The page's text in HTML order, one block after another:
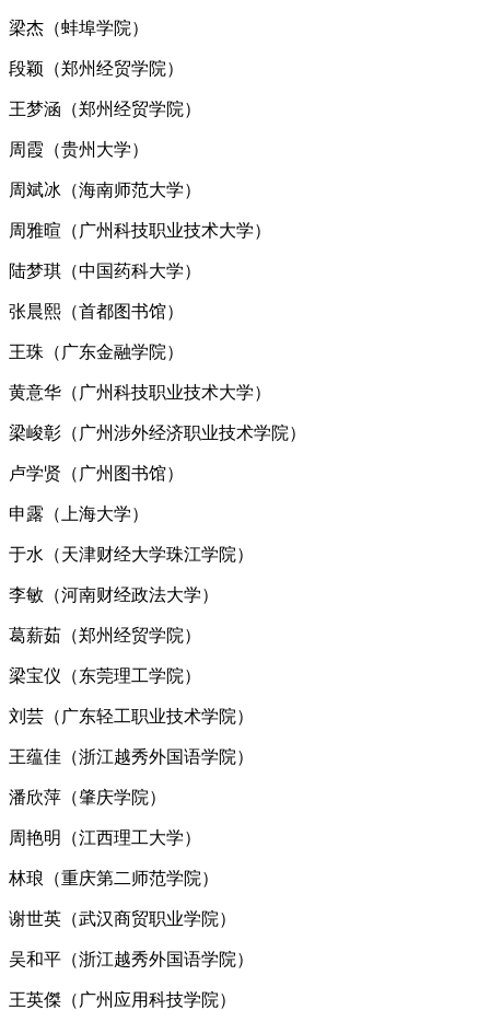
梁杰（蚌埠学院）
段颖（郑州经贸学院）
王梦涵（郑州经贸学院）
周霞（贵州大学）
周斌冰（海南师范大学）
周雅暄（广州科技职业技术大学）
陆梦琪（中国药科大学）
张晨熙（首都图书馆）
王珠（广东金融学院）
黄意华（广州科技职业技术大学）
梁峻彰（广州涉外经济职业技术学院）
卢学贤（广州图书馆）
申露（上海大学）
于水（天津财经大学珠江学院）
李敏（河南财经政法大学）
葛薪茹（郑州经贸学院）
梁宝仪（东莞理工学院）
刘芸（广东轻工职业技术学院）
王蕴佳（浙江越秀外国语学院）
潘欣萍（肇庆学院）
周艳明（江西理工大学）
林琅（重庆第二师范学院）
谢世英（武汉商贸职业学院）
吴和平（浙江越秀外国语学院）
王英傑（广州应用科技学院）